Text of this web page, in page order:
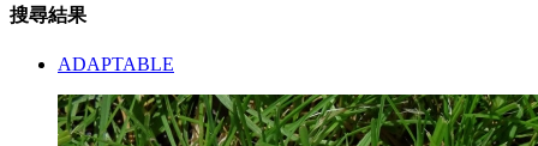
搜尋結果
ADAPTABLE